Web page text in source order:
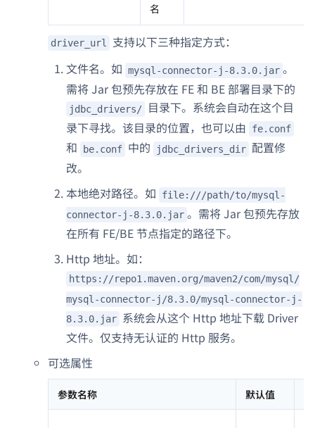
名
driver_url
支持以下三种指定方式：
文件名。如 mysql-connector-j-8.3.0.jar 。
需将 Jar 包预先存放在 FE 和 BE 部署目录下的
jdbc_drivers/
目录下。系统会自动在这个目
录下寻找。该目录的位置，也可以由
fe.conf
和 be.conf 中的 jdbc_drivers_dir 配置修
改。
本地绝对路径。如
file:///path/to/mysql-
connector-j-8.3.0.jar 。需将 Jar 包预先存放
在所有 FE/BE 节点指定的路径下。
Http 地址。如：
https://repo1.maven.org/maven2/com/mysql/
mysql-connector-j/8.3.0/mysql-connector-j-
8.3.0.jar
系统会从这个 Http 地址下载 Driver
文件。仅支持无认证的 Http 服务。
可选属性
参数名称 默认值